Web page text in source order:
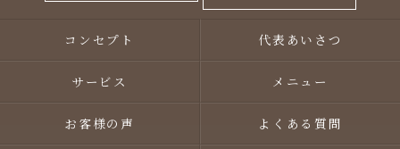
コンセプト 代表あいさつ
サービス メニュー
お客様の声 よくある質問